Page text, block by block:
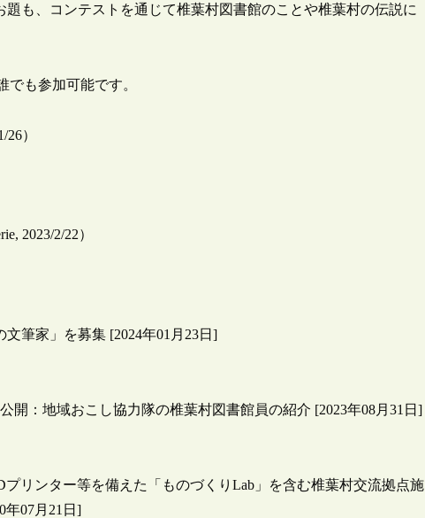
も、コンテストを通じて椎葉村図書館のことや椎葉村の伝説に
でも参加可能です。
）
2023/2/22）
筆家」を募集 [2024年01月23日]
開：地域おこし協力隊の椎葉村図書館員の紹介 [2023年08月31日]
リンター等を備えた「ものづくりLab」を含む椎葉村交流拠点施
年07月21日]